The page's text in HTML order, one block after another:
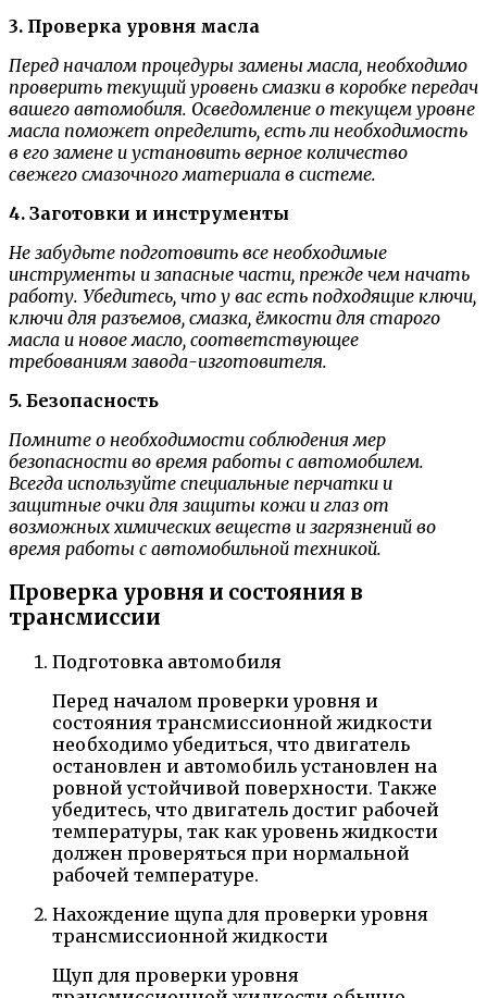
3. Проверка уровня масла
Перед началом процедуры замены масла, необходимо
проверить текущий уровень смазки в коробке передач
вашего автомобиля. Осведомление о текущем уровне
масла поможет определить, есть ли необходимость
в его замене и установить верное количество
свежего смазочного материала в системе.
4. Заготовки и инструменты
Не забудьте подготовить все необходимые
инструменты и запасные части, прежде чем начать
работу. Убедитесь, что у вас есть подходящие ключи,
ключи для разъемов, смазка, ёмкости для старого
масла и новое масло, соответствующее
требованиям завода-изготовителя.
5. Безопасность
Помните о необходимости соблюдения мер
безопасности во время работы с автомобилем.
Всегда используйте специальные перчатки и
защитные очки для защиты кожи и глаз от
возможных химических веществ и загрязнений во
время работы с автомобильной техникой.
Проверка уровня и состояния в
трансмиссии
Подготовка автомобиля
Перед началом проверки уровня и
состояния трансмиссионной жидкости
необходимо убедиться, что двигатель
остановлен и автомобиль установлен на
ровной устойчивой поверхности. Также
убедитесь, что двигатель достиг рабочей
температуры, так как уровень жидкости
должен проверяться при нормальной
рабочей температуре.
Нахождение щупа для проверки уровня
трансмиссионной жидкости
Щуп для проверки уровня